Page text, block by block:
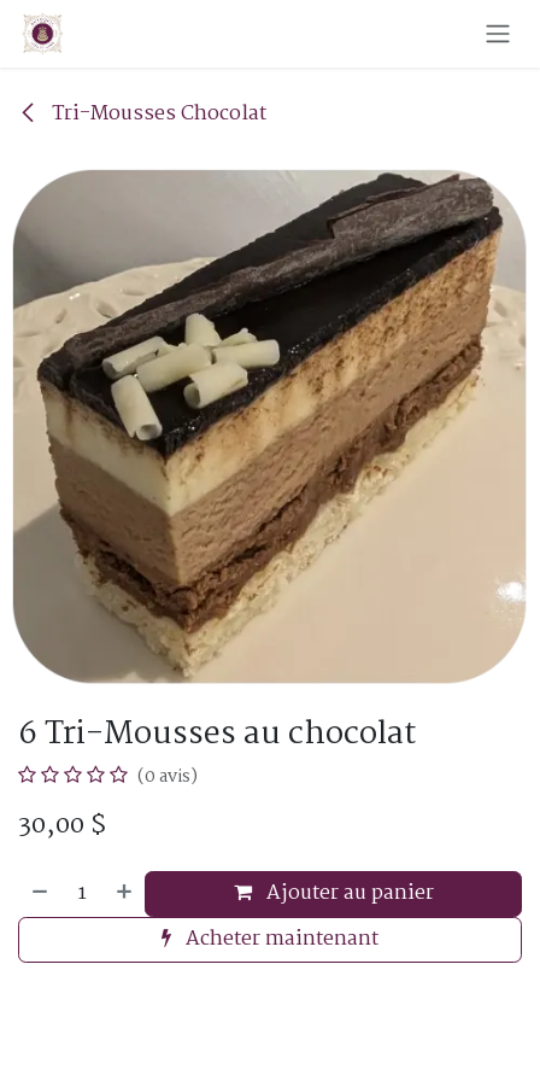
Se rendre au contenu
Tri-Mousses Chocolat
6 Tri-Mousses au chocolat
(0 avis)
30,00 $
Ajouter au panier
Acheter maintenant